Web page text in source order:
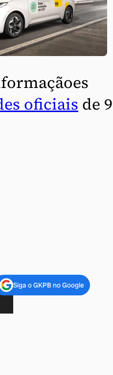
oficiais de
Siga o GKPB no Google